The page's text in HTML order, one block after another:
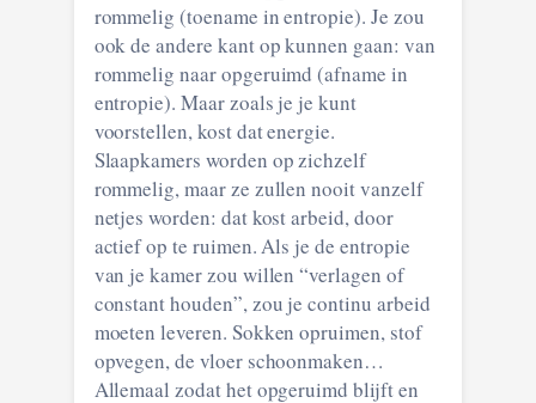
rommelig (toename in entropie). Je zou
ook de andere kant op kunnen gaan: van
rommelig naar opgeruimd (afname in
entropie). Maar zoals je je kunt
voorstellen, kost dat energie.
Slaapkamers worden op zichzelf
rommelig, maar ze zullen nooit vanzelf
netjes worden: dat kost arbeid, door
actief op te ruimen. Als je de entropie
van je kamer zou willen “verlagen of
constant houden”, zou je continu arbeid
moeten leveren. Sokken opruimen, stof
opvegen, de vloer schoonmaken…
Allemaal zodat het opgeruimd blijft en